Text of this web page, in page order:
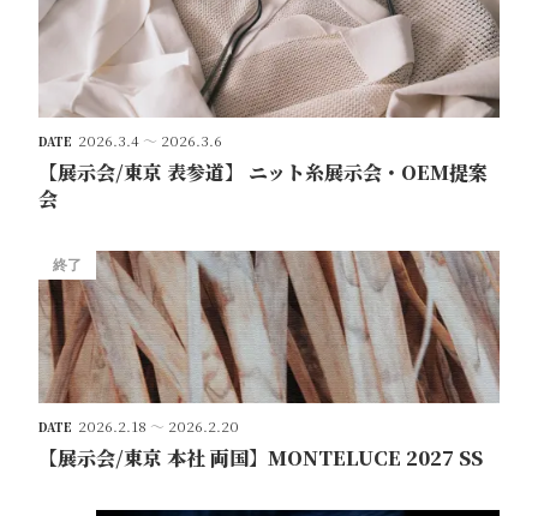
DATE 2026.3.4 ～ 2026.3.6
【展示会/東京 表参道】 ニット糸展示会・OEM提案
会
終了
DATE 2026.2.18 ～ 2026.2.20
【展示会/東京 本社 両国】MONTELUCE 2027 SS